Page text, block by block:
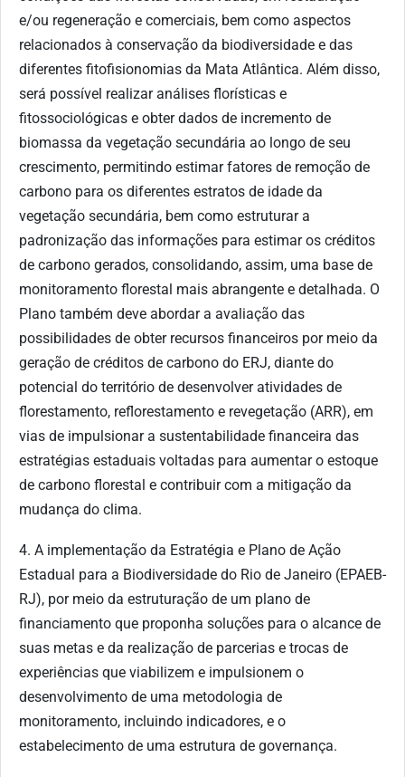
e/ou regeneração e comerciais, bem como aspectos
relacionados à conservação da biodiversidade e das
diferentes fitofisionomias da Mata Atlântica. Além disso,
será possível realizar análises florísticas e
fitossociológicas e obter dados de incremento de
biomassa da vegetação secundária ao longo de seu
crescimento, permitindo estimar fatores de remoção de
carbono para os diferentes estratos de idade da
vegetação secundária, bem como estruturar a
padronização das informações para estimar os créditos
de carbono gerados, consolidando, assim, uma base de
monitoramento florestal mais abrangente e detalhada. O
Plano também deve abordar a avaliação das
possibilidades de obter recursos financeiros por meio da
geração de créditos de carbono do ERJ, diante do
potencial do território de desenvolver atividades de
florestamento, reflorestamento e revegetação (ARR), em
vias de impulsionar a sustentabilidade financeira das
estratégias estaduais voltadas para aumentar o estoque
de carbono florestal e contribuir com a mitigação da
mudança do clima.
4. A implementação da Estratégia e Plano de Ação
Estadual para a Biodiversidade do Rio de Janeiro (EPAEB-
RJ), por meio da estruturação de um plano de
financiamento que proponha soluções para o alcance de
suas metas e da realização de parcerias e trocas de
experiências que viabilizem e impulsionem o
desenvolvimento de uma metodologia de
monitoramento, incluindo indicadores, e o
estabelecimento de uma estrutura de governança.